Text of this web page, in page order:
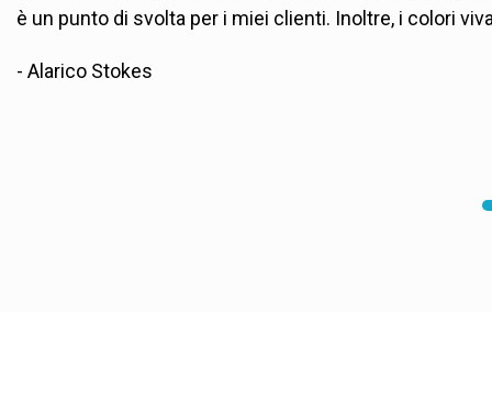
è un punto di svolta per i miei clienti. Inoltre, i colori
- Alarico Stokes